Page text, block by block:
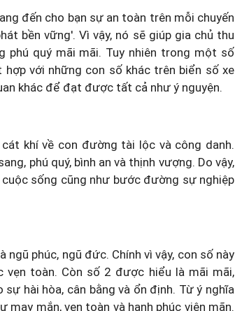
đến cho bạn sự an toàn trên mỗi chuyến
bền vững'. Vì vậy, nó sẽ giúp gia chủ thu
quý mãi mãi. Tuy nhiên trong một số
với những con số khác trên biển số xe
khác để đạt được tất cả như ý nguyện.
khí về con đường tài lộc và công danh.
phú quý, bình an và thịnh vượng. Do vậy,
sống cũng như bước đường sự nghiệp
phúc, ngũ đức. Chính vì vậy, con số này
toàn. Còn số 2 được hiểu là mãi mãi,
hài hòa, cân bằng và ổn định. Từ ý nghĩa
mắn, vẹn toàn và hạnh phúc viên mãn.